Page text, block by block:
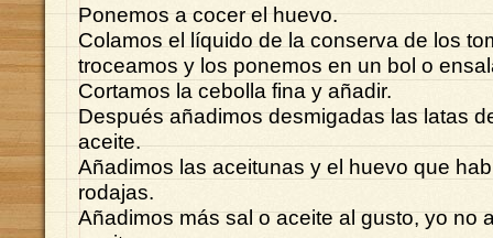
Ponemos a cocer el huevo.
Colamos el líquido de la conserva de los
troceamos y los ponemos en un bol o
Cortamos la cebolla fina y añadir.
Después añadimos desmigadas las latas
aceite.
Añadimos las aceitunas y el huevo que
rodajas.
Añadimos más sal o aceite al gusto, yo no